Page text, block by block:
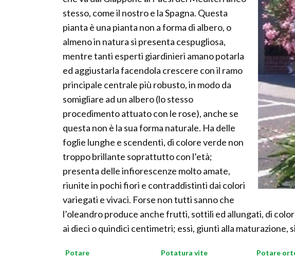
stesso, come il nostro e la Spagna. Questa
pianta è una pianta non a forma di albero, o
almeno in natura si presenta cespugliosa,
mentre tanti esperti giardinieri amano potarla
ed aggiustarla facendola crescere con il ramo
principale centrale più robusto, in modo da
somigliare ad un albero (lo stesso
procedimento attuato con le rose), anche se
questa non è la sua forma naturale. Ha delle
foglie lunghe e scendenti, di colore verde non
troppo brillante soprattutto con l’età;
presenta delle infiorescenze molto amate,
riunite in pochi fiori e contraddistinti dai colori
variegati e vivaci. Forse non tutti sanno che
l’oleandro produce anche frutti, sottili ed allungati, di
ai dieci o quindici centimetri; essi, giunti alla maturazione,
Potare Potatura vite Potare